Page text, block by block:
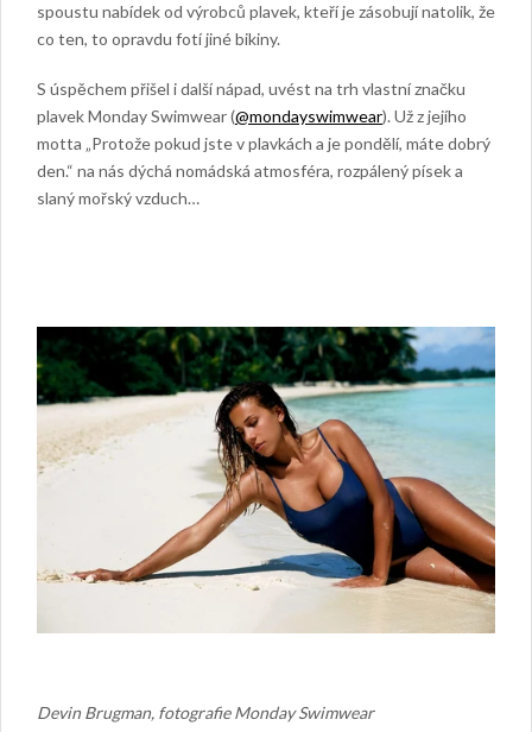
spoustu nabídek od výrobců plavek, kteří je zásobují natolik, že
co ten, to opravdu fotí jiné bikiny.
S úspěchem přišel i další nápad, uvést na trh vlastní značku
plavek Monday Swimwear (@mondayswimwear). Už z jejího
motta „Protože pokud jste v plavkách a je pondělí, máte dobrý
den.“ na nás dýchá nomádská atmosféra, rozpálený písek a
slaný mořský vzduch…
Devin Brugman, fotografie Monday Swimwear